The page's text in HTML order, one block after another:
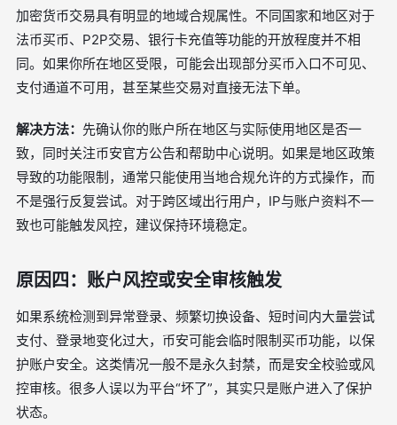
加密货币交易具有明显的地域合规属性。不同国家和地区对于
法币买币、P2P交易、银行卡充值等功能的开放程度并不相
同。如果你所在地区受限，可能会出现部分买币入口不可见、
支付通道不可用，甚至某些交易对直接无法下单。
解决方法： 先确认你的账户所在地区与实际使用地区是否一
致，同时关注币安官方公告和帮助中心说明。如果是地区政策
导致的功能限制，通常只能使用当地合规允许的方式操作，而
不是强行反复尝试。对于跨区域出行用户，IP与账户资料不一
致也可能触发风控，建议保持环境稳定。
原因四：账户风控或安全审核触发
如果系统检测到异常登录、频繁切换设备、短时间内大量尝试
支付、登录地变化过大，币安可能会临时限制买币功能，以保
护账户安全。这类情况一般不是永久封禁，而是安全校验或风
控审核。很多人误以为平台“坏了”，其实只是账户进入了保护
状态。